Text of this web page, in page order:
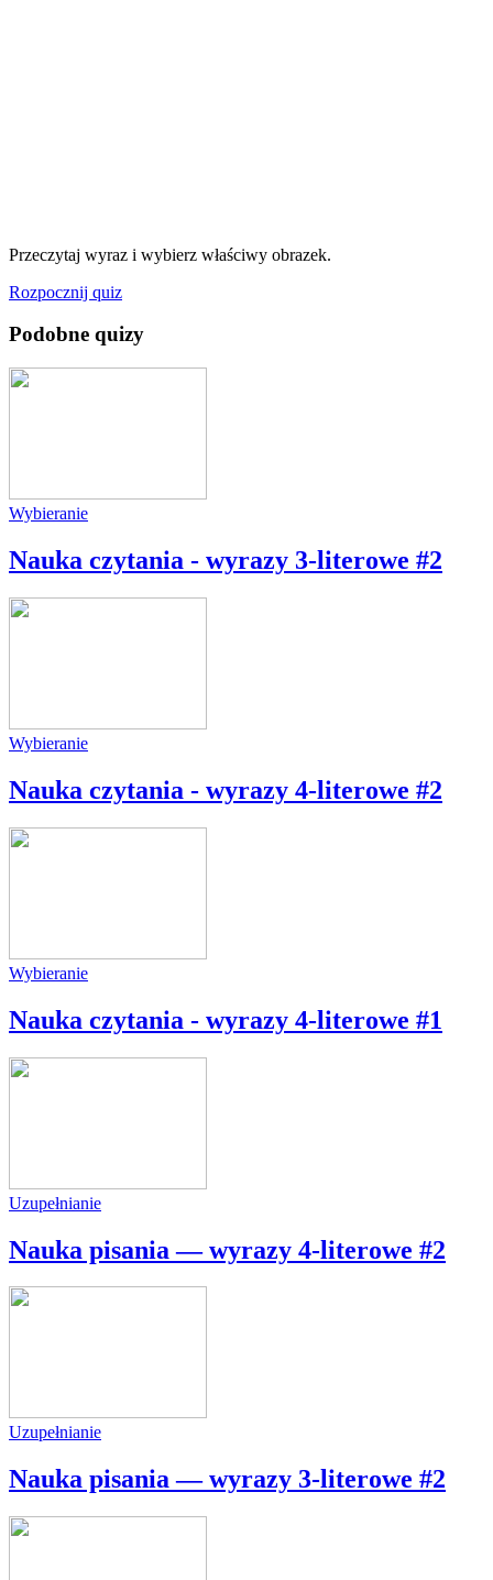
Przeczytaj wyraz i wybierz właściwy obrazek.
Rozpocznij quiz
Podobne quizy
Wybieranie
Nauka czytania - wyrazy 3-literowe #2
Wybieranie
Nauka czytania - wyrazy 4-literowe #2
Wybieranie
Nauka czytania - wyrazy 4-literowe #1
Uzupełnianie
Nauka pisania — wyrazy 4-literowe #2
Uzupełnianie
Nauka pisania — wyrazy 3-literowe #2